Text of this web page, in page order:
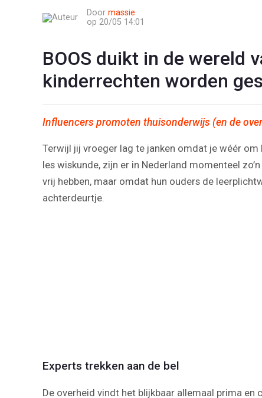
Door massie
op 20/05 14:01
BOOS duikt in de wereld
kinderrechten worden
Influencers promoten thuisonderwijs (en de
Terwijl jij vroeger lag te janken omdat je wéér
les wiskunde, zijn er in Nederland momenteel
vrij hebben, maar omdat hun ouders de
achterdeurtje.
Experts trekken aan de bel
De overheid vindt het blijkbaar allemaal prima